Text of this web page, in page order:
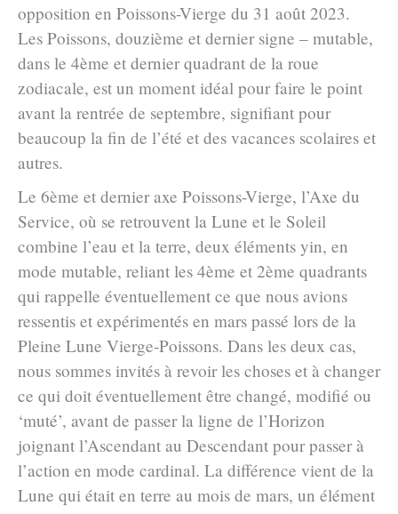
opposition en Poissons-Vierge du 31 août 2023.
Les Poissons, douzième et dernier signe – mutable,
dans le 4ème et dernier quadrant de la roue
zodiacale, est un moment idéal pour faire le point
avant la rentrée de septembre, signifiant pour
beaucoup la fin de l’été et des vacances scolaires et
autres.
Le 6ème et dernier axe Poissons-Vierge, l’Axe du
Service, où se retrouvent la Lune et le Soleil
combine l’eau et la terre, deux éléments yin, en
mode mutable, reliant les 4ème et 2ème quadrants
qui rappelle éventuellement ce que nous avions
ressentis et expérimentés en mars passé lors de la
Pleine Lune Vierge-Poissons. Dans les deux cas,
nous sommes invités à revoir les choses et à changer
ce qui doit éventuellement être changé, modifié ou
‘muté’, avant de passer la ligne de l’Horizon
joignant l’Ascendant au Descendant pour passer à
l’action en mode cardinal. La différence vient de la
Lune qui était en terre au mois de mars, un élément